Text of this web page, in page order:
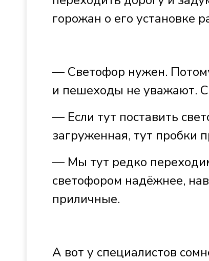
горожан о его установке
— Светофор нужен.
и пешеходы не уважают.
— Если тут поставить
загруженная, тут пробки
— Мы тут редко
светофором надёжнее,
приличные.
А вот у специалистов